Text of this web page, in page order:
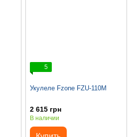
5
Укулеле Fzone FZU-110M
2 615 грн
В наличии